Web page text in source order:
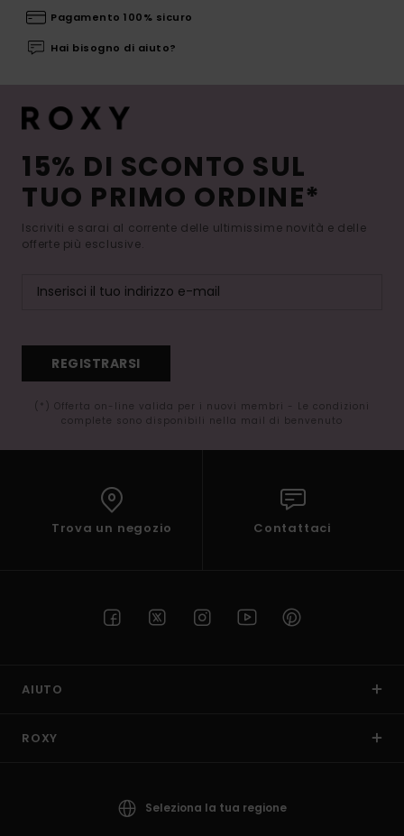
Pagamento 100% sicuro
Hai bisogno di aiuto?
15% DI SCONTO SUL
TUO PRIMO ORDINE*
Iscriviti e sarai al corrente delle ultimissime novità e delle
offerte più esclusive.
REGISTRARSI
(*) Offerta on-line valida per i nuovi membri - Le condizioni
complete sono disponibili nella mail di benvenuto
Trova un negozio Contattaci
AIUTO
ROXY
Seleziona la tua regione